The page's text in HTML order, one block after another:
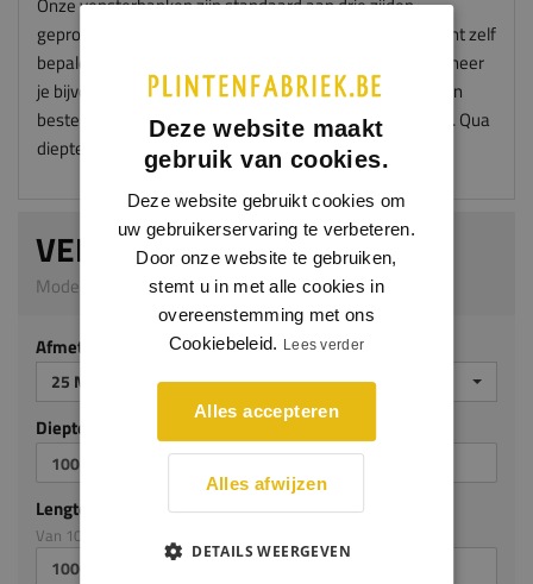
Onze vensterbanken zijn standaard aan drie zijden
geprofileerd en worden zonder "oortjes" geleverd. Je kunt zelf
bepalen hoe groot de oortjes worden na montage. Wanneer
je bijvoorbeeld oortjes wil van 50mm aan iedere zijde dan
bestel je je vensterbank met een overmaat van 100mm. Qua
diepte kies je dan 50mm meer.
VENSTERBANK HERA
Model 5011_M | 25 mm dik | Meranti
Afmeting
25 MM DIK
Diepte mm (milimeters)
Lengte mm (milimeters)
Van 100mm tot en met 3050mm
Deze website maakt
gebruik van cookies.
Deze website gebruikt cookies om
uw gebruikerservaring te verbeteren.
Door onze website te gebruiken,
stemt u in met alle cookies in
overeenstemming met ons
Cookiebeleid. Lees verder
Alles accepteren
Alles afwijzen
DETAILS WEERGEVEN